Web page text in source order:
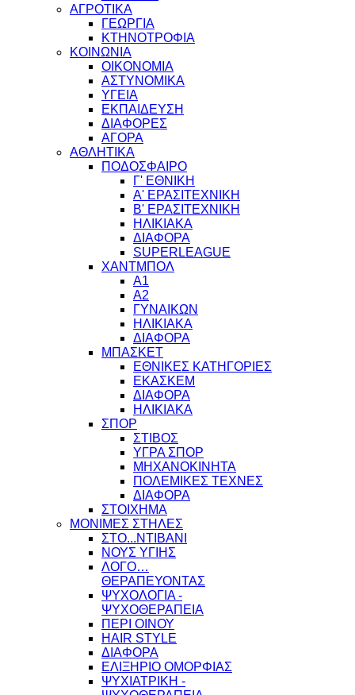
ΑΓΡΟΤΙΚΑ
ΓΕΩΡΓΙΑ
ΚΤΗΝΟΤΡΟΦΙΑ
ΚΟΙΝΩΝΙΑ
ΟΙΚΟΝΟΜΙΑ
ΑΣΤΥΝΟΜΙΚΑ
ΥΓΕΙΑ
ΕΚΠΑΙΔΕΥΣΗ
ΔΙΑΦΟΡΕΣ
ΑΓΟΡΑ
ΑΘΛΗΤΙΚΑ
ΠΟΔΟΣΦΑΙΡΟ
Γ' ΕΘΝΙΚΗ
Α' ΕΡΑΣΙΤΕΧΝΙΚΗ
Β' ΕΡΑΣΙΤΕΧΝΙΚΗ
ΗΛΙΚΙΑΚΑ
ΔΙΑΦΟΡΑ
SUPERLEAGUE
ΧΑΝΤΜΠΟΛ
Α1
Α2
ΓΥΝΑΙΚΩΝ
ΗΛΙΚΙΑΚΑ
ΔΙΑΦΟΡΑ
ΜΠΑΣΚΕΤ
ΕΘΝΙΚΕΣ ΚΑΤΗΓΟΡΙΕΣ
ΕΚΑΣΚΕΜ
ΔΙΑΦΟΡΑ
ΗΛΙΚΙΑΚΑ
ΣΠΟΡ
ΣΤΙΒΟΣ
ΥΓΡΑ ΣΠΟΡ
ΜΗΧΑΝΟΚΙΝΗΤΑ
ΠΟΛΕΜΙΚΕΣ ΤΕΧΝΕΣ
ΔΙΑΦΟΡΑ
ΣΤΟΙΧΗΜΑ
ΜΟΝΙΜΕΣ ΣΤΗΛΕΣ
ΣΤΟ...ΝΤΙΒΑΝΙ
ΝΟΥΣ ΥΓΙΗΣ
ΛΟΓΟ…
ΘΕΡΑΠΕΥΟΝΤΑΣ
ΨΥΧΟΛΟΓΙΑ -
ΨΥΧΟΘΕΡΑΠΕΙΑ
ΠΕΡΙ ΟΙΝΟΥ
HAIR STYLE
ΔΙΑΦΟΡΑ
ΕΛΙΞΗΡΙΟ ΟΜΟΡΦΙΑΣ
ΨΥΧΙΑΤΡΙΚΗ -